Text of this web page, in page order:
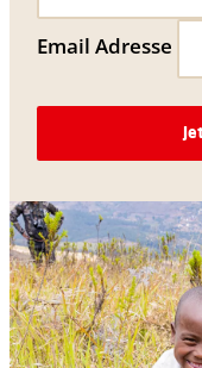
Email Adresse